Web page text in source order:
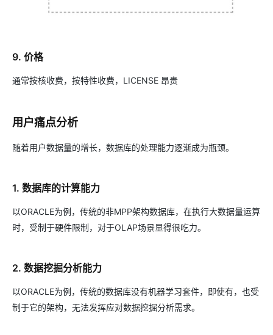
9. 价格
通常按核收费，按特性收费，LICENSE 昂贵
用户痛点分析
随着用户数据量的增长，数据库的处理能力逐渐成为瓶颈。
1. 数据库的计算能力
以ORACLE为例，传统的非MPP架构数据库，在执行大数据量运算
时，受制于硬件限制，对于OLAP场景显得很吃力。
2. 数据挖掘分析能力
以ORACLE为例，传统的数据库没有机器学习套件，即使有，也受
制于它的架构，无法发挥应对数据挖掘分析需求。